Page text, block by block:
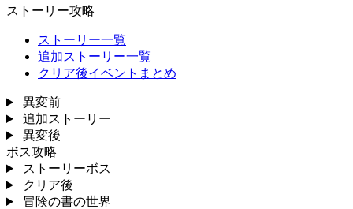
ストーリー攻略
ストーリー一覧
追加ストーリー一覧
クリア後イベントまとめ
異変前
追加ストーリー
異変後
ボス攻略
ストーリーボス
クリア後
冒険の書の世界